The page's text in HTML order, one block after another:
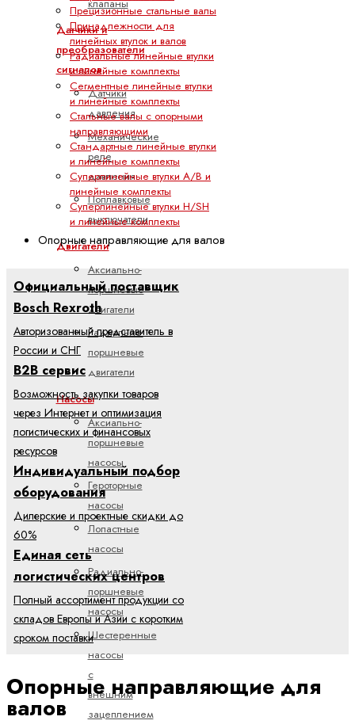
Датчики и
преобразователи
сигналов
Датчики
давления
Механические
реле
давления
Поплавковые
выключатели
Двигатели
Аксиально-
поршневые
двигатели
Радиально-
поршневые
двигатели
Насосы
Аксиально-
поршневые
насосы
Героторные
насосы
Лопастные
насосы
Радиально-
поршневые
насосы
Шестеренные
насосы
с
внешним
зацеплением
Прецизионные стальные валы
Принадлежности для
линейных втулок и валов
Радиальные линейные втулки
и линейные комплекты
Сегментные линейные втулки
и линейные комплекты
Стальные валы с опорными
направляющими
Стандартные линейные втулки
и линейные комплекты
Суперлинейные втулки A/B и
линейные комплекты
Суперлинейные втулки H/SH
и линейные комплекты
Опорные направляющие для валов
Официальный поставщик
Bosch Rexroth
Авторизованный представитель в
России и СНГ
B2B сервис
Возможность закупки товаров
через Интернет и оптимизация
логистических и финансовых
ресурсов
Индивидуальный подбор
оборудования
Дилерские и проектные скидки до
60%
Единая сеть
логистических центров
Полный ассортимент продукции со
складов Европы и Азии с коротким
сроком поставки
Опорные направляющие для
валов